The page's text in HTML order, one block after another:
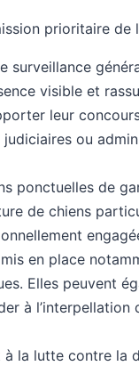
prioritaire
surveillance
visible et
leur
judiciaires ou
ponctuelles de
de chiens
en place
Elles peuvent
à
la lutte contre la